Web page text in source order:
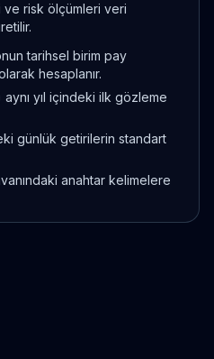
ve risk ölçümleri veri
tarihsel birim pay
hesaplanır.
yıl içindeki ilk gözleme
günlük getirilerin standart
anahtar kelimelere